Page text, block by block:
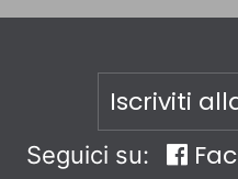
Iscriviti
Seguici su: